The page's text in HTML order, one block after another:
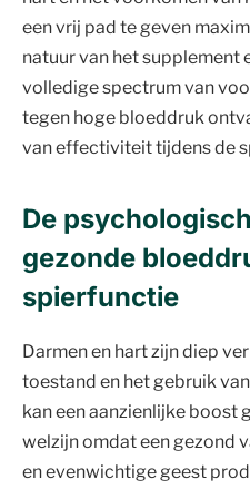
een vrij pad te geven
natuur van het supplement
volledige spectrum van
tegen hoge bloeddruk
van effectiviteit tijdens de
De
gezonde
spierfunctie
Darmen en hart zijn diep
toestand en het gebruik
kan een aanzienlijke boost
welzijn omdat een gezond
en evenwichtige geest